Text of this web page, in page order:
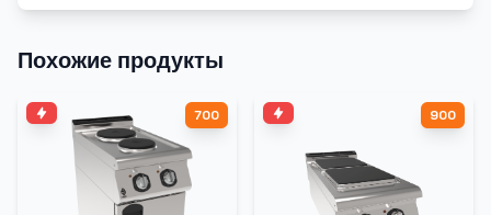
Похожие продукты
700 900